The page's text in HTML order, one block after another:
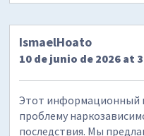
IsmaelHoato
10 de junio de 2026 at
Этот информационный
проблему
последствия. Мы